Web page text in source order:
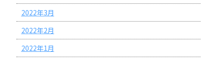
2022年3月
2022年2月
2022年1月